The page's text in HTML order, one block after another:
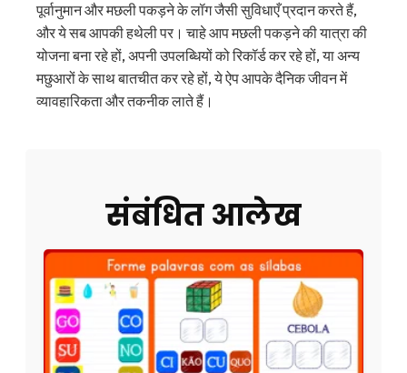
पूर्वानुमान और मछली पकड़ने के लॉग जैसी सुविधाएँ प्रदान करते हैं,
और ये सब आपकी हथेली पर। चाहे आप मछली पकड़ने की यात्रा की
योजना बना रहे हों, अपनी उपलब्धियों को रिकॉर्ड कर रहे हों, या अन्य
मछुआरों के साथ बातचीत कर रहे हों, ये ऐप आपके दैनिक जीवन में
व्यावहारिकता और तकनीक लाते हैं।
संबंधित आलेख